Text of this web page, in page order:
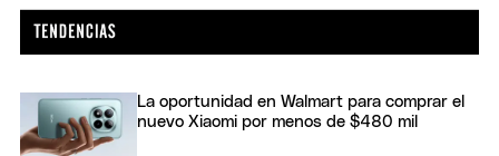
La oportunidad en Walmart para comprar el
nuevo Xiaomi por menos de $480 mil